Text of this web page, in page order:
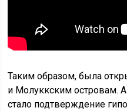
Таким образом, была
и Молуккским островам.
стало подтверждение